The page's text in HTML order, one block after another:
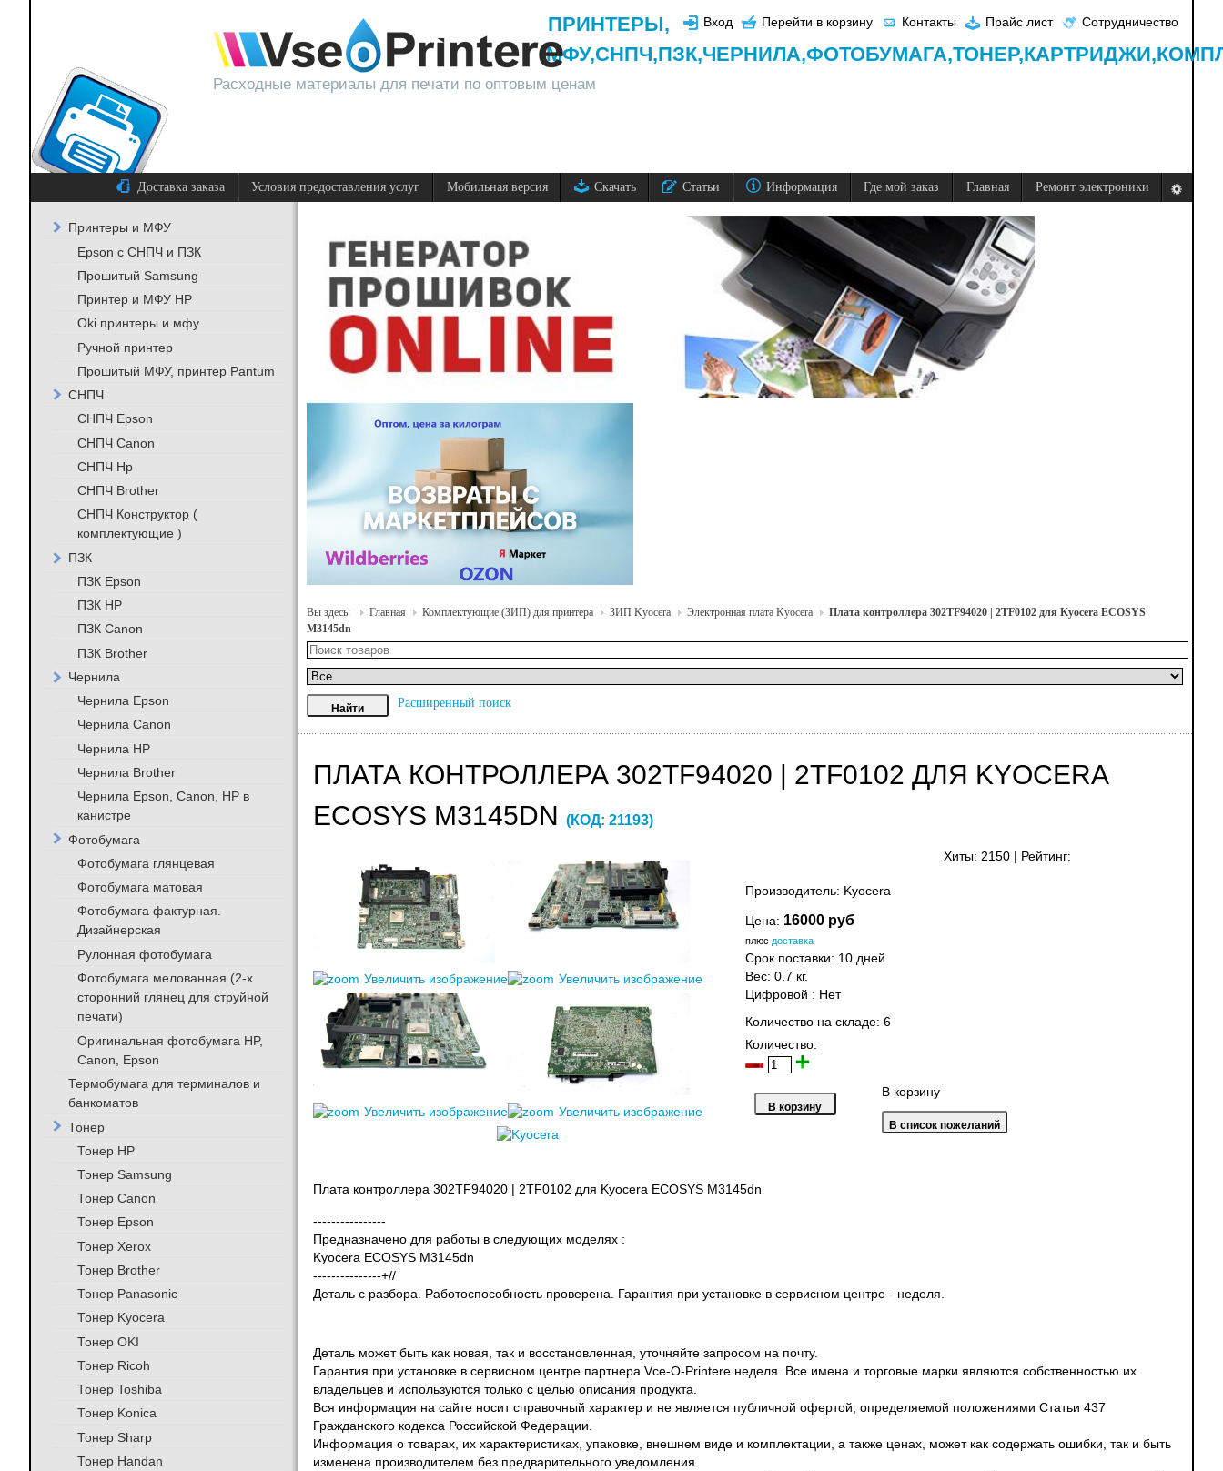
Расходные материалы для печати по оптовым ценам
Вход Перейти в корзину Контакты Прайс лист Сотрудничество
ПРИНТЕРЫ,
МФУ,СНПЧ,ПЗК,ЧЕРНИЛА,ФОТОБУМАГА,ТОНЕР,КАРТРИДЖИ,
Доставка заказа Условия предоставления услуг Мобильная версия Скачать Статьи Информация Где мой заказ Главная Ремонт электроники
Вы здесь: Главная Комплектующие (ЗИП) для принтера ЗИП Kyocera Электронная плата Kyocera
Плата контроллера 302TF94020 | 2TF0102 для Kyocera ECOSYS
M3145dn
Расширенный поиск
ПЛАТА КОНТРОЛЛЕРА 302TF94020 | 2TF0102 ДЛЯ KYOCERA
ECOSYS M3145DN (КОД: 21193)
Хиты: 2150 Рейтинг:
Увеличить изображение Увеличить изображение
Увеличить изображение Увеличить изображение
Производитель: Kyocera
Цена: 16000 руб
плюс доставка
Срок поставки: 10 дней
Вес: 0.7 кг.
Цифровой : Нет
Количество на складе: 6
Количество:
В корзину
Плата контроллера 302TF94020 | 2TF0102 для Kyocera ECOSYS M3145dn
----------------
Предназначено для работы в следующих моделях :
Kyocera ECOSYS M3145dn
---------------+//
Деталь с разбора. Работоспособность проверена. Гарантия при установке в сервисном центре - неделя.
Деталь может быть как новая, так и восстановленная, уточняйте запросом на почту.
Гарантия при установке в сервисном центре партнера Vce-O-Printere неделя. Все имена и торговые марки являются собственностью их
владельцев и используются только с целью описания продукта.
Вся информация на сайте носит справочный характер и не является публичной офертой, определяемой положениями Статьи 437
Гражданского кодекса Российской Федерации.
Информация о товарах, их характеристиках, упаковке, внешнем виде и комплектации, а также ценах, может как содержать ошибки, так и быть
изменена производителем без предварительного уведомления.
Принтеры и МФУ
Epson с СНПЧ и ПЗК
Прошитый Samsung
Принтер и МФУ HP
Oki принтеры и мфу
Ручной принтер
Прошитый МФУ, принтер Pantum
СНПЧ
СНПЧ Epson
СНПЧ Canon
СНПЧ Hp
СНПЧ Brother
СНПЧ Конструктор (
комплектующие )
ПЗК
ПЗК Epson
ПЗК HP
ПЗК Canon
ПЗК Brother
Чернила
Чернила Epson
Чернила Canon
Чернила HP
Чернила Brother
Чернила Epson, Canon, HP в
канистре
Фотобумага
Фотобумага глянцевая
Фотобумага матовая
Фотобумага фактурная.
Дизайнерская
Рулонная фотобумага
Фотобумага мелованная (2-х
сторонний глянец для струйной
печати)
Оригинальная фотобумага HP,
Canon, Epson
Термобумага для терминалов и
банкоматов
Тонер
Тонер HP
Тонер Samsung
Тонер Canon
Тонер Epson
Тонер Xerox
Тонер Brother
Тонер Panasonic
Тонер Kyocera
Тонер OKI
Тонер Ricoh
Тонер Toshiba
Тонер Konica
Тонер Sharp
Тонер Handan